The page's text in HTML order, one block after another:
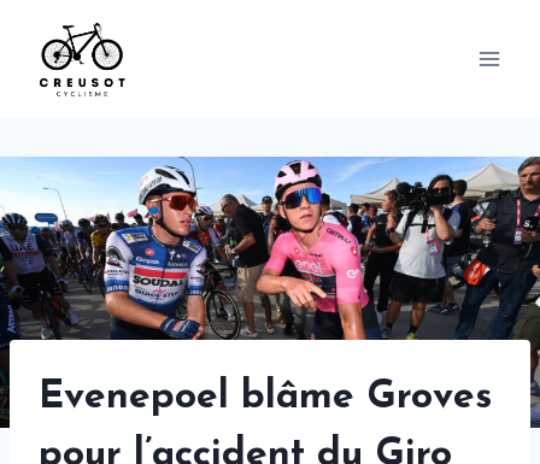
content
Evenepoel blâme Groves
pour l’accident du Giro